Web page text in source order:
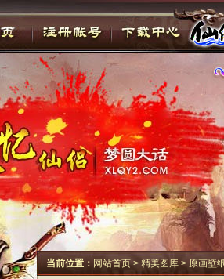
当前位置： 网站首页> 精美图库 > 原画壁